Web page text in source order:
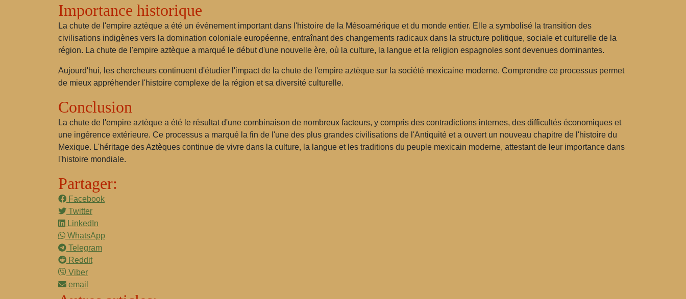
Importance historique
La chute de l'empire aztèque a été un événement important dans l'histoire de la Mésoamérique et du monde entier. Elle a symbolisé la transition des
civilisations indigènes vers la domination coloniale européenne, entraînant des changements radicaux dans la structure politique, sociale et culturelle de la
région. La chute de l'empire aztèque a marqué le début d'une nouvelle ère, où la culture, la langue et la religion espagnoles sont devenues dominantes.
Aujourd'hui, les chercheurs continuent d'étudier l'impact de la chute de l'empire aztèque sur la société mexicaine moderne. Comprendre ce processus permet
de mieux appréhender l'histoire complexe de la région et sa diversité culturelle.
Conclusion
La chute de l'empire aztèque a été le résultat d'une combinaison de nombreux facteurs, y compris des contradictions internes, des difficultés économiques et
une ingérence extérieure. Ce processus a marqué la fin de l'une des plus grandes civilisations de l'Antiquité et a ouvert un nouveau chapitre de l'histoire du
Mexique. L'héritage des Aztèques continue de vivre dans la culture, la langue et les traditions du peuple mexicain moderne, attestant de leur importance dans
l'histoire mondiale.
Partager:
Facebook
Twitter
LinkedIn
WhatsApp
Telegram
Reddit
Viber
email